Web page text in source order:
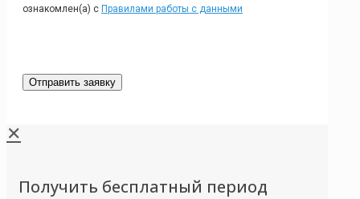
ознакомлен(а) с Правилами работы с данными
✕
Получить бесплатный период